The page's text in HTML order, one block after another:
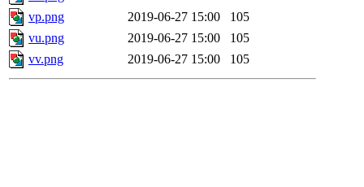
vp.png
2019-06-27 15:00
105
vu.png
2019-06-27 15:00
105
vv.png
2019-06-27 15:00 105